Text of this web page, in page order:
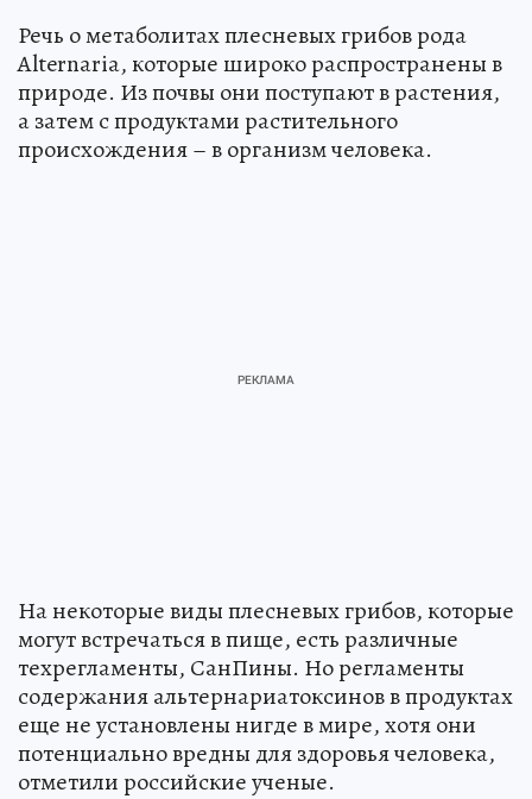
Речь о метаболитах плесневых грибов рода
Alternaria, которые широко распространены в
природе. Из почвы они поступают в растения,
а затем с продуктами растительного
происхождения – в организм человека.
На некоторые виды плесневых грибов, которые
могут встречаться в пище, есть различные
техрегламенты, СанПины. Но регламенты
содержания альтернариатоксинов в продуктах
еще не установлены нигде в мире, хотя они
потенциально вредны для здоровья человека,
отметили российские ученые.